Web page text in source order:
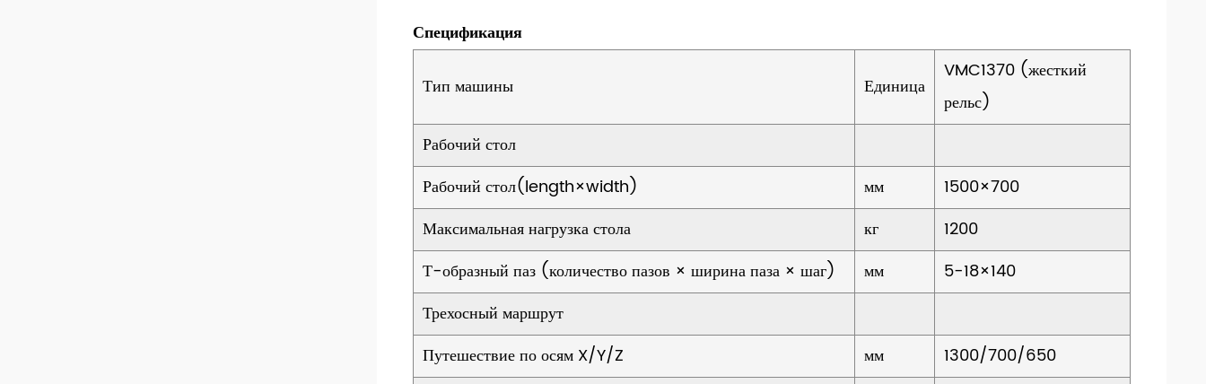
Спецификация
Тип машины Единица
VMC1370 (жесткий
рельс)
Рабочий стол
Рабочий стол(length×width)
мм
1500×700
Максимальная нагрузка стола
кг
1200
Т-образный паз (количество пазов × ширина паза × шаг)
мм
5-18×140
Трехосный маршрут
Путешествие по осям X/Y/Z
мм
1300/700/650